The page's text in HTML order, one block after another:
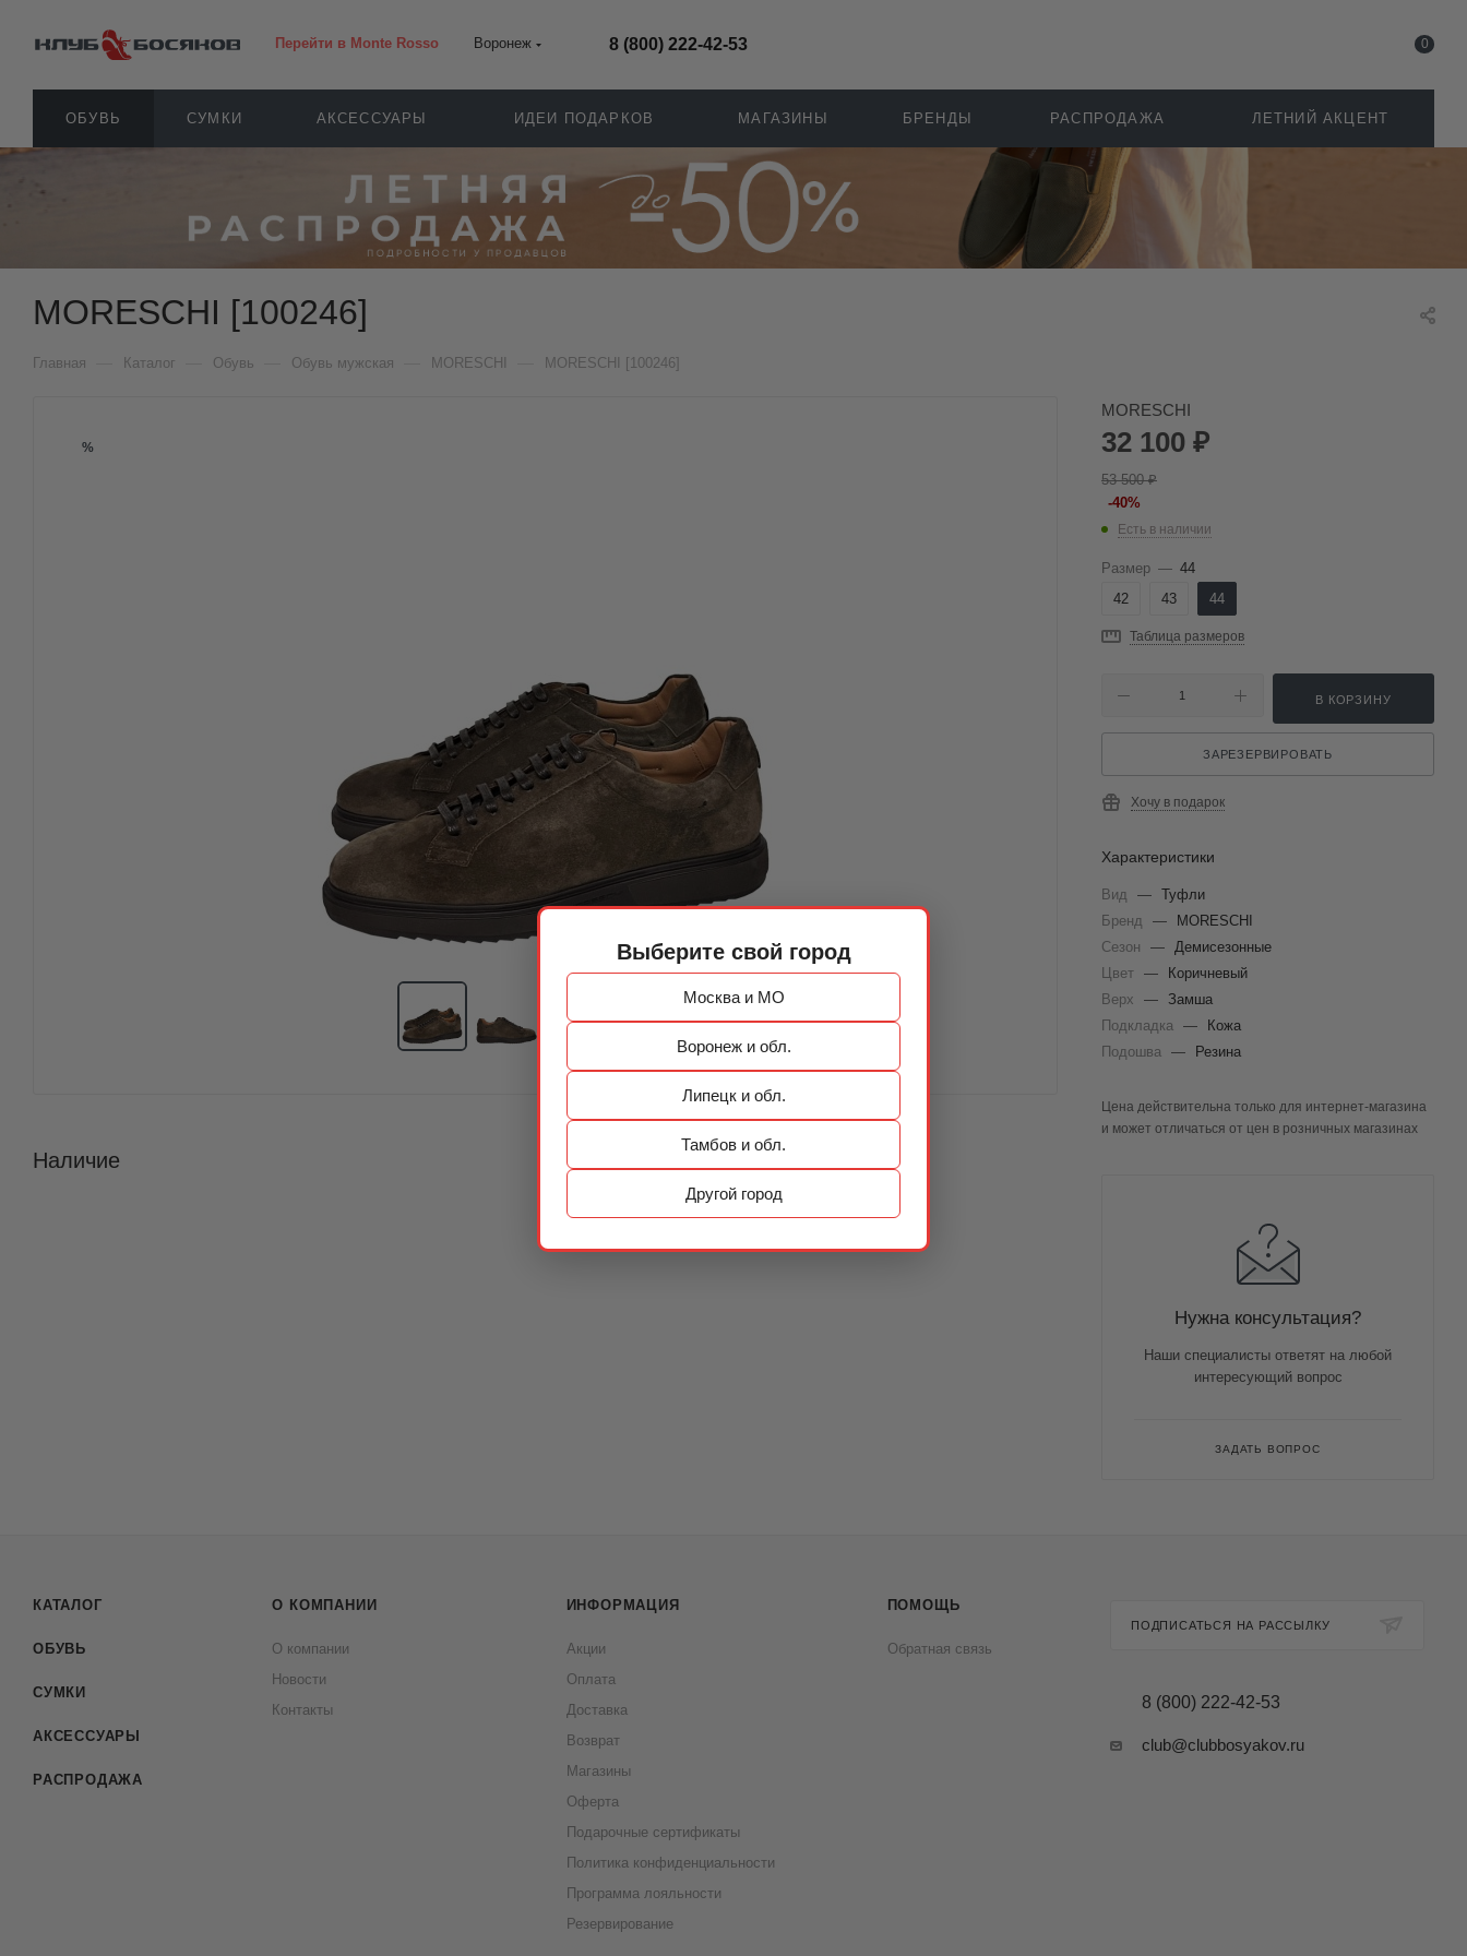
Выберите свой город
Москва и МО
Воронеж и обл.
Липецк и обл.
Тамбов и обл.
Другой город
Перейти в Monte Rosso Воронеж 8 (800) 222-42-53 0
ОБУВЬ СУМКИ АКСЕССУАРЫ ИДЕИ ПОДАРКОВ МАГАЗИНЫ БРЕНДЫ РАСПРОДАЖА ЛЕТНИЙ АКЦЕНТ
MORESCHI [100246]
Главная Каталог Обувь Обувь мужская MORESCHI MORESCHI [100246]
%
Наличие
MORESCHI
32 100 ₽
53 500₽
-40%
Есть в наличии
Размер — 44
42
43 44
Таблица размеров
В КОРЗИНУ
ЗАРЕЗЕРВИРОВАТЬ
Хочу в подарок
Характеристики
Вид — Туфли
Бренд
—
MORESCHI
Сезон
— Демисезонные
Цвет —
Коричневый
Верх
— Замша
Подкладка —
Кожа
Подошва — Резина
Цена действительна только для интернет-магазина
и может отличаться от цен в розничных магазинах
Нужна консультация?
Наши специалисты ответят на любой
интересующий вопрос
ЗАДАТЬ ВОПРОС
КАТАЛОГ
ОБУВЬ
СУМКИ
АКСЕССУАРЫ
РАСПРОДАЖА
О КОМПАНИИ
О компании
Новости
Контакты
ИНФОРМАЦИЯ
Акции
Оплата
Доставка
Возврат
Магазины
Оферта
Подарочные сертификаты
Политика конфиденциальности
Программа лояльности
Резервирование
ПОМОЩЬ
Обратная связь
ПОДПИСАТЬСЯ НА РАССЫЛКУ
8 (800) 222-42-53
club@clubbosyakov.ru